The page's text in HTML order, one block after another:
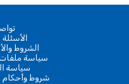
الشروط
سياسة ملفات
سياسة
شروط وأحكام